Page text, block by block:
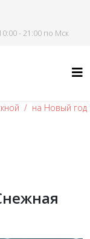
- 21:00 по Мск
на Новый год